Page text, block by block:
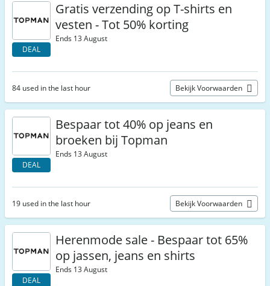
DEAL
Gratis verzending op T-shirts en
vesten - Tot 50% korting
Ends 13 August
84 used in the last hour Bekijk Voorwaarden
DEAL
Bespaar tot 40% op jeans en
broeken bij Topman
Ends 13 August
19 used in the last hour Bekijk Voorwaarden
DEAL
Herenmode sale - Bespaar tot 65%
op jassen, jeans en shirts
Ends 13 August